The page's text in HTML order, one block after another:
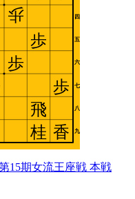
15期女流王座戦 本戦